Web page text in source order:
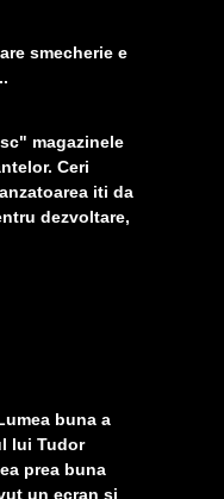
smecherie e
magazinele
Ceri
iti da
dezvoltare,
buna a
lui Tudor
prea buna
un ecran si